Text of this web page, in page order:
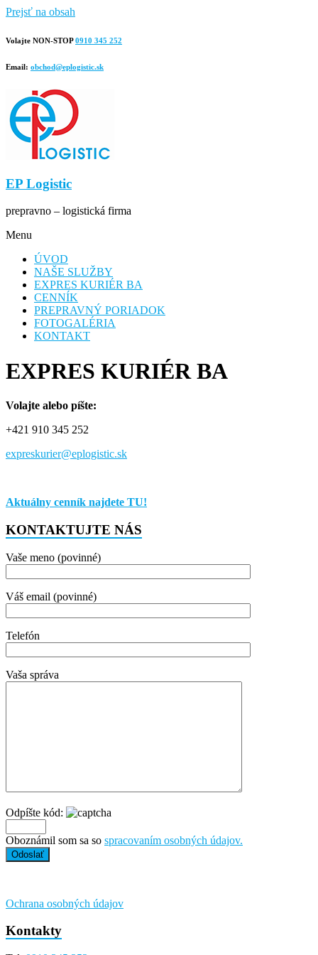
Prejsť na obsah
Volajte NON-STOP0910 345 252
Email: obchod@eplogistic.sk
EP Logistic
prepravno – logistická firma
Menu
ÚVOD
NAŠE SLUŽBY
EXPRES KURIÉR BA
CENNÍK
PREPRAVNÝ PORIADOK
FOTOGALÉRIA
KONTAKT
EXPRES KURIÉR BA
Volajte alebo píšte:
+421 910 345 252
expreskurier@eplogistic.sk
Aktuálny cenník najdete TU!
KONTAKTUJTE NÁS
Vaše meno (povinné)
Váš email (povinné)
Telefón
Vaša správa
Odpíšte kód:
Oboznámil som sa so spracovaním osobných údajov.
Ochrana osobných údajov
Kontakty